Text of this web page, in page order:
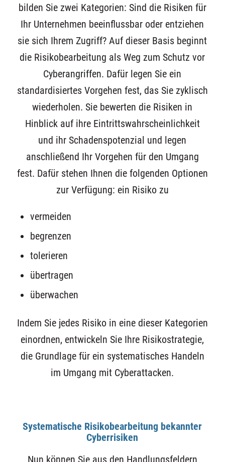
bilden Sie zwei Kategorien: Sind die Risiken für
Ihr Unternehmen beeinflussbar oder entziehen
sie sich Ihrem Zugriff? Auf dieser Basis beginnt
die Risikobearbeitung als Weg zum Schutz vor
Cyberangriffen. Dafür legen Sie ein
standardisiertes Vorgehen fest, das Sie zyklisch
wiederholen. Sie bewerten die Risiken in
Hinblick auf ihre Eintrittswahrscheinlichkeit
und ihr Schadenspotenzial und legen
anschließend Ihr Vorgehen für den Umgang
fest. Dafür stehen Ihnen die folgenden Optionen
zur Verfügung: ein Risiko zu
vermeiden
begrenzen
tolerieren
übertragen
überwachen
Indem Sie jedes Risiko in eine dieser Kategorien
einordnen, entwickeln Sie Ihre Risikostrategie,
die Grundlage für ein systematisches Handeln
im Umgang mit Cyberattacken.
Systematische Risikobearbeitung bekannter
Cyberrisiken
Nun können Sie aus den Handlungsfeldern